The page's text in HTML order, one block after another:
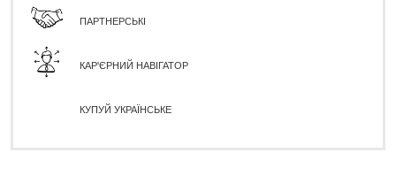
ПАРТНЕРСЬКІ
КАР'ЄРНИЙ НАВІГАТОР
КУПУЙ УКРАЇНСЬКЕ